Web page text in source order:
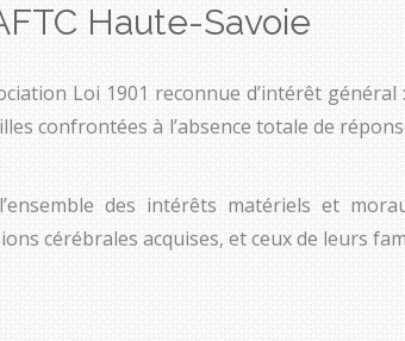
Haute-Savoie
Loi 1901 reconnue d’intérêt
confrontées à l’absence totale de
des intérêts matériels et
cérébrales acquises, et ceux de leurs